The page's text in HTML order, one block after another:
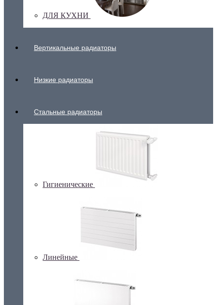
ДЛЯ КУХНИ
Вертикальные радиаторы
Низкие радиаторы
Стальные радиаторы
Гигиенические
Линейные